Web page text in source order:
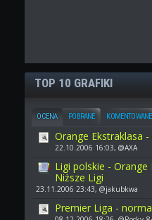
TOP 10 GRAFIKI
OCENA POBRANE KOMENTOWANE
Orange Ekstraklasa
22.10.2006 16:03, @AXA
Ligi polskie - Orange
Niższe Ligi
23.11.2006 23:43, @jakubkwa
Premier Liga -